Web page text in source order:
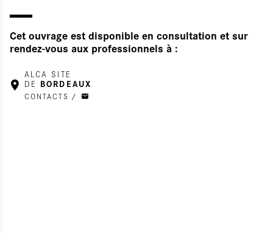
Cet ouvrage est disponible en consultation et sur
rendez-vous aux professionnels à :
ALCA SITE
DE BORDEAUX
CONTACTS /